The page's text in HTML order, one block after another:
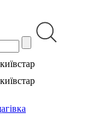
київстар
київстар